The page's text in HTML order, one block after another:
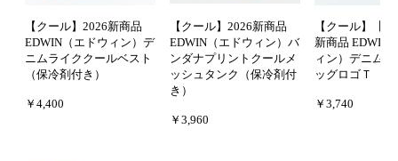
【クール】2026新商品
EDWIN（エドウィン）デ
ニムライククールベスト
（保冷剤付き）
￥4,400
【クール】2026新商品
EDWIN（エドウィン）バ
ンダナプリントクールメ
ッシュタンク（保冷剤付
き）
￥3,960
【クール】【
新商品 EDWIN
ィン）デニム
ッグロゴＴ
￥3,740